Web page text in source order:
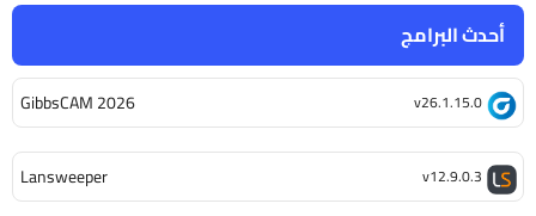
أحدث البرامج
GibbsCAM 2026 v26.1.15.0
Lansweeper v12.9.0.3